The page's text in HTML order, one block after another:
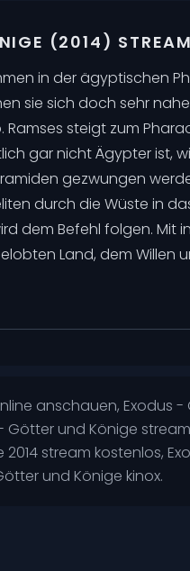
(2014)
in der ägyptischen
sie sich doch sehr
steigt zum
gar nicht Ägypter ist,
gezwungen
durch die Wüste in
dem Befehl folgen. Mit
Land, dem Willen
anschauen, Exodus
Götter und Könige
stream kostenlos,
und Könige kinox.